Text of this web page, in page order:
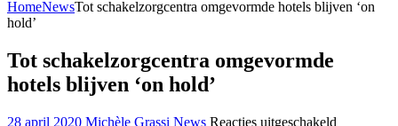
naar:
HomeNewsTot schakelzorgcentra omgevormde hotels blijven ‘on
hold’
Tot schakelzorgcentra omgevormde
hotels blijven ‘on hold’
28 april 2020 Michèle Grassi News Reacties uitgeschakeld